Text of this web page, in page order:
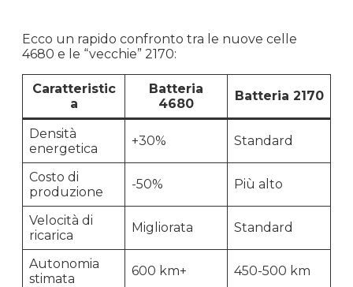
Ecco un rapido confronto tra le nuove celle
4680 e le “vecchie” 2170:
Caratteristic
a
Batteria
4680
Batteria 2170
Densità
energetica
+30% Standard
Costo di
produzione
-50% Più alto
Velocità di
ricarica
Migliorata Standard
Autonomia
stimata
600 km+ 450-500 km